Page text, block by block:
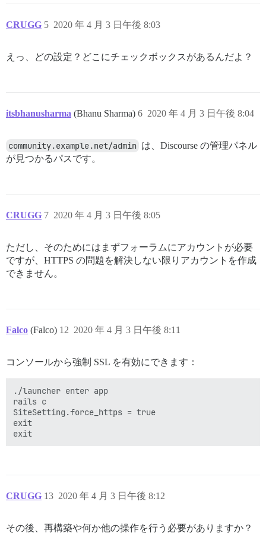
CRUGG 2020 年 4 月 3 日午後 8:03
5
えっ、どの設定？どこにチェックボックスがあるんだよ？
itsbhanusharma (Bhanu Sharma) 2020 年 4 月 3 日午後 8:04
6
community.example.net/admin は、Discourse の管理パネル
が見つかるパスです。
CRUGG 2020 年 4 月 3 日午後 8:05
7
ただし、そのためにはまずフォーラムにアカウントが必要
ですが、HTTPS の問題を解決しない限りアカウントを作成
できません。
Falco (Falco) 2020 年 4 月 3 日午後 8:11
12
コンソールから強制 SSL を有効にできます：
./launcher enter app
rails c
SiteSetting.force_https = true
exit
CRUGG 2020 年 4 月 3 日午後 8:12
13
その後、再構築や何か他の操作を行う必要がありますか？